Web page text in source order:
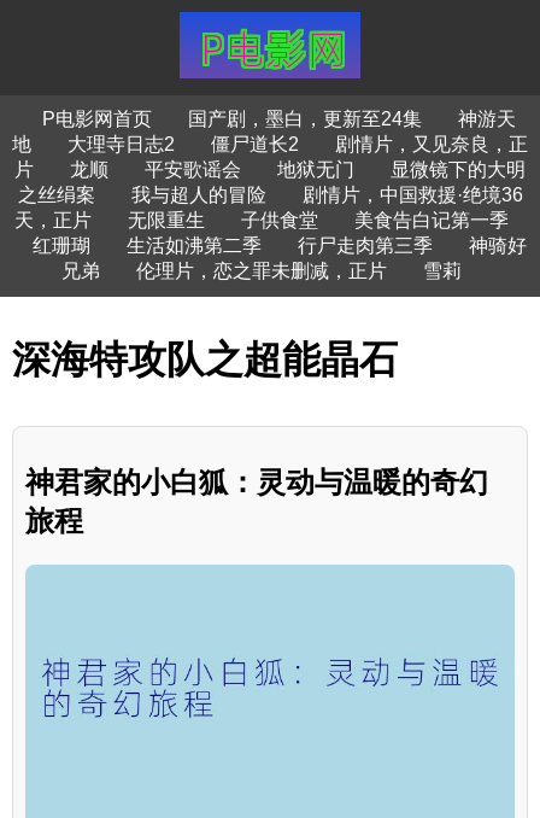
P电影网首页 国产剧，墨白，更新至24集
神游天
地
大理寺日志2 僵尸道长2
剧情片，又见奈良，正
片
龙顺 平安歌谣会 地狱无门
显微镜下的大明
之丝绢案
我与超人的冒险
剧情片，中国救援·绝境36
天，正片
无限重生 子供食堂
美食告白记第一季
红珊瑚
生活如沸第二季 行尸走肉第三季
神骑好
兄弟
伦理片，恋之罪未删减，正片 雪莉
深海特攻队之超能晶石
神君家的小白狐：灵动与温暖的奇幻
旅程